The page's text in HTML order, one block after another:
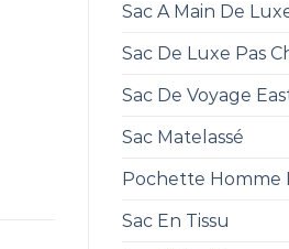
Sac A Main De
Sac De Luxe Pas
Sac De Voyage
Sac Matelassé
Pochette Homme
Sac En Tissu